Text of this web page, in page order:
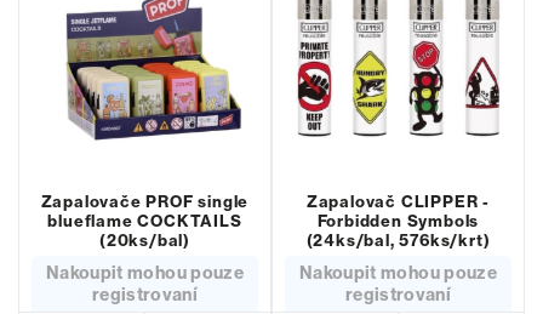
Zapalovače PROF single
blueflame COCKTAILS
(20ks/bal)
Nakoupit mohou pouze
registrovaní
Zapalovač CLIPPER -
Forbidden Symbols
(24ks/bal, 576ks/krt)
Nakoupit mohou pouze
registrovaní